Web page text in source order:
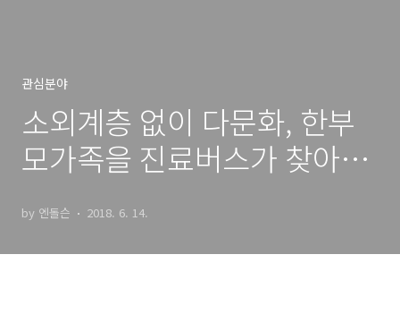
관심분야
소외계층 없이 다문화, 한부
모가족을 진료버스가 찾아갑
by 엔돌슨 2018. 6. 14.